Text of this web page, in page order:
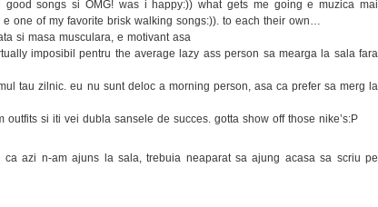
songs si OMG! was i happy:)) what gets me going e muzica mai
e one of my favorite brisk walking songs:)). to each their own…
si masa musculara, e motivant asa
imposibil pentru the average lazy ass person sa mearga la sala fara
tau zilnic. eu nu sunt deloc a morning person, asa ca prefer sa merg la
outfits si iti vei dubla sansele de succes. gotta show off those nike’s:P
azi n-am ajuns la sala, trebuia neaparat sa ajung acasa sa scriu pe